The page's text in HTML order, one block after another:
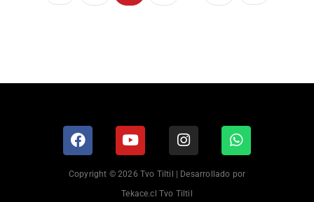
Copyright © 2026 Tvo Tiltil | Desarrollado por
Tekace.cl Tvo Tiltil